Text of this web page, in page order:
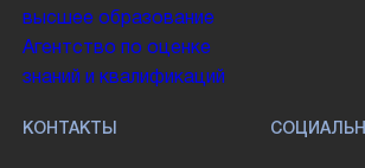
высшее образование
Агентство по оценке
знаний и квалификаций
КОНТАКТЫ